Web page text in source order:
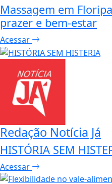
Massagem em
prazer e bem-estar
Acessar
Redação Notícia Já
HISTÓRIA SEM
Acessar